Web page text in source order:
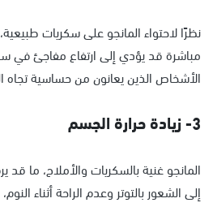
نظرًا لاحتواء المانجو على سكريات
مباشرة قد يؤدي إلى ارتفاع مفاجئ في
الأشخاص الذين يعانون من حساسية
3- زيادة حرارة الجسم
المانجو غنية بالسكريات والأملاح، ما
إلى الشعور بالتوتر وعدم الراحة أثناء